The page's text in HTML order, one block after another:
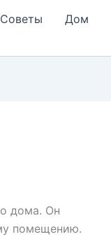
Советы Дом
дома. Он
помещению.